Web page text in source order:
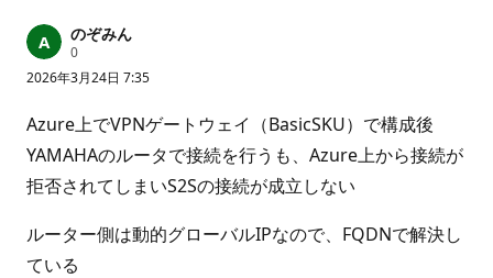
のぞみん
0評
価
の
イ
ン
ト
2026年3月24日 7:35
Azure上でVPNゲートウェイ（BasicSKU）で構成後
YAMAHAのルータで接続を行うも、Azure上から接続が
拒否されてしまいS2Sの接続が成立しない
ルーター側は動的グローバルIPなので、FQDNで解決し
ている